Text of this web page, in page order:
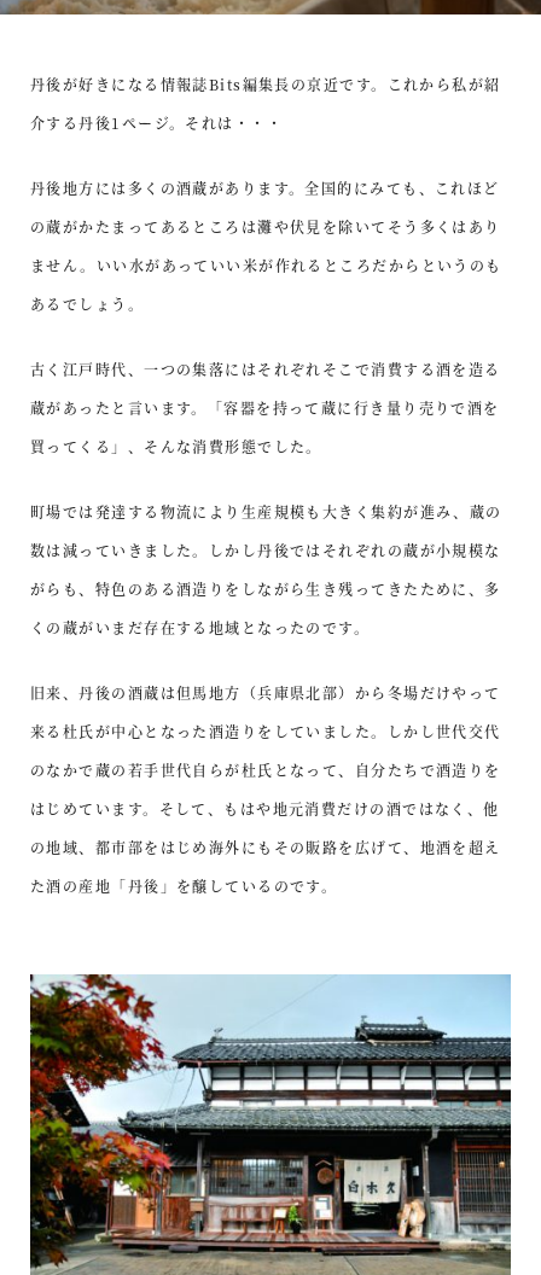
丹後が好きになる情報誌Bits編集長の京近です。これから私が紹
介する丹後1ページ。それは・・・
丹後地方には多くの酒蔵があります。全国的にみても、これほど
の蔵がかたまってあるところは灘や伏見を除いてそう多くはあり
ません。いい水があっていい米が作れるところだからというのも
あるでしょう。
古く江戸時代、一つの集落にはそれぞれそこで消費する酒を造る
蔵があったと言います。「容器を持って蔵に行き量り売りで酒を
買ってくる」、そんな消費形態でした。
町場では発達する物流により生産規模も大きく集約が進み、蔵の
数は減っていきました。しかし丹後ではそれぞれの蔵が小規模な
がらも、特色のある酒造りをしながら生き残ってきたために、多
くの蔵がいまだ存在する地域となったのです。
旧来、丹後の酒蔵は但馬地方（兵庫県北部）から冬場だけやって
来る杜氏が中心となった酒造りをしていました。しかし世代交代
のなかで蔵の若手世代自らが杜氏となって、自分たちで酒造りを
はじめています。そして、もはや地元消費だけの酒ではなく、他
の地域、都市部をはじめ海外にもその販路を広げて、地酒を超え
た酒の産地「丹後」を醸しているのです。